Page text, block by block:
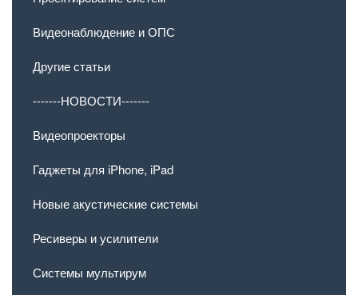
Видеонаблюдение и ОПС
Другие статьи
-------НОВОСТИ-------
Видеопроекторы
Гаджеты для iPhone, iPad
Новые акустические системы
Ресиверы и усилители
Системы мультирум